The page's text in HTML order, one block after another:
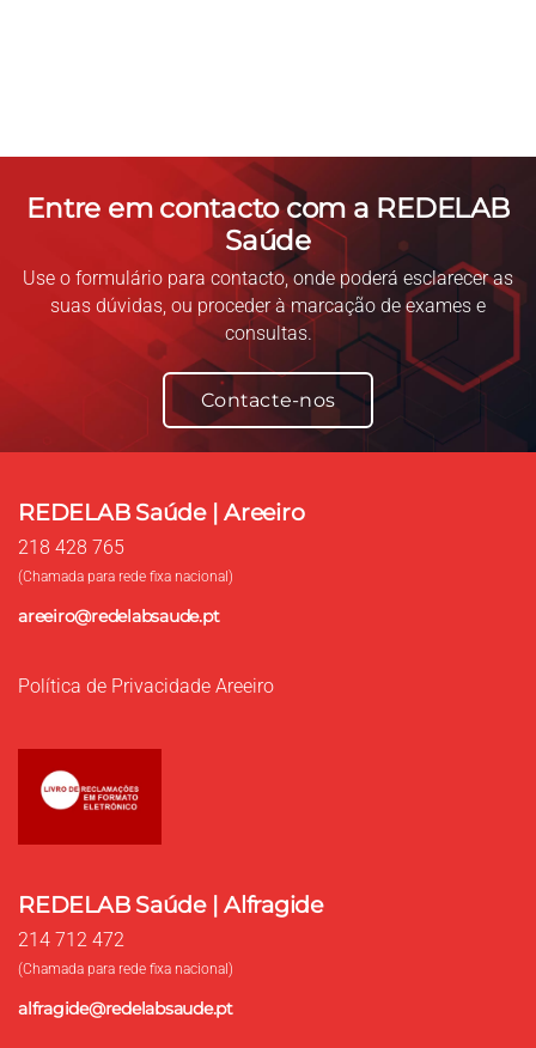
Entre em contacto com a REDELAB
Saúde
Use o formulário para contacto, onde poderá esclarecer as
suas dúvidas, ou proceder à marcação de exames e
consultas.
Contacte-nos
REDELAB Saúde | Areeiro
218 428 765
(Chamada para rede fixa nacional)
areeiro@redelabsaude.pt
Política de Privacidade Areeiro
REDELAB Saúde | Alfragide
214 712 472
(Chamada para rede fixa nacional)
alfragide@redelabsaude.pt